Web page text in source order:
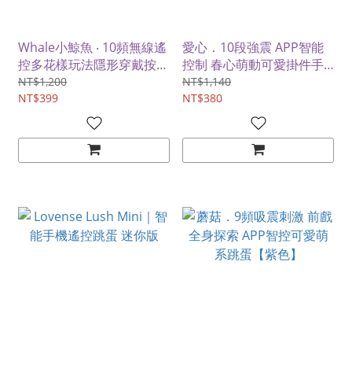
Whale小鯨魚 ‧ 10頻無線遙
控多花樣玩法隱形穿戴按摩
器-蜜粉﹝內外調情刺激
+USB充電﹞
NT$1,200
NT$399
愛心．10段強震 APP智能
控制 春心萌動可愛掛件手
鍊跳蛋
NT$1,140
NT$380